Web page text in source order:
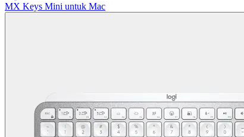
MX Keys Mini untuk Mac